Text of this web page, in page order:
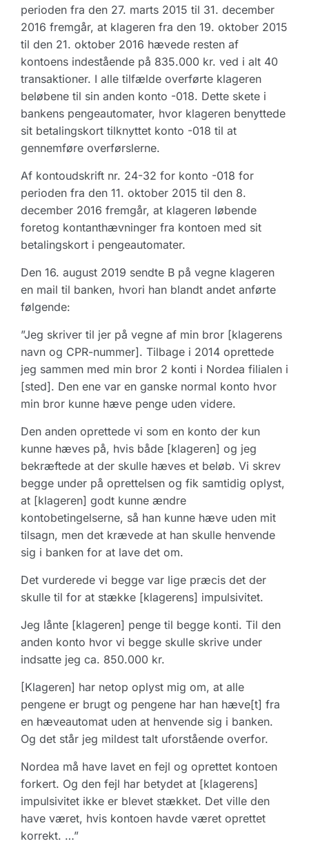
perioden fra den 27. marts 2015 til 31. december
2016 fremgår, at klageren fra den 19. oktober 2015
til den 21. oktober 2016 hævede resten af
kontoens indestående på 835.000 kr. ved i alt 40
transaktioner. I alle tilfælde overførte klageren
beløbene til sin anden konto -018. Dette skete i
bankens pengeautomater, hvor klageren benyttede
sit betalingskort tilknyttet konto -018 til at
gennemføre overførslerne.
Af kontoudskrift nr. 24-32 for konto -018 for
perioden fra den 11. oktober 2015 til den 8.
december 2016 fremgår, at klageren løbende
foretog kontanthævninger fra kontoen med sit
betalingskort i pengeautomater.
Den 16. august 2019 sendte B på vegne klageren
en mail til banken, hvori han blandt andet anførte
følgende:
”Jeg skriver til jer på vegne af min bror [klagerens
navn og CPR-nummer]. Tilbage i 2014 oprettede
jeg sammen med min bror 2 konti i Nordea filialen i
[sted]. Den ene var en ganske normal konto hvor
min bror kunne hæve penge uden videre.
Den anden oprettede vi som en konto der kun
kunne hæves på, hvis både [klageren] og jeg
bekræftede at der skulle hæves et beløb. Vi skrev
begge under på oprettelsen og fik samtidig oplyst,
at [klageren] godt kunne ændre
kontobetingelserne, så han kunne hæve uden mit
tilsagn, men det krævede at han skulle henvende
sig i banken for at lave det om.
Det vurderede vi begge var lige præcis det der
skulle til for at stække [klagerens] impulsivitet.
Jeg lånte [klageren] penge til begge konti. Til den
anden konto hvor vi begge skulle skrive under
indsatte jeg ca. 850.000 kr.
[Klageren] har netop oplyst mig om, at alle
pengene er brugt og pengene har han hæve[t] fra
en hæveautomat uden at henvende sig i banken.
Og det står jeg mildest talt uforstående overfor.
Nordea må have lavet en fejl og oprettet kontoen
forkert. Og den fejl har betydet at [klagerens]
impulsivitet ikke er blevet stækket. Det ville den
have været, hvis kontoen havde været oprettet
korrekt. …”